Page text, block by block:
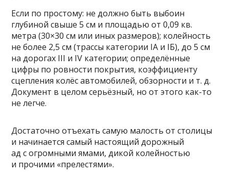
Если по простому: не должно быть выбоин
глубиной свыше 5 см и площадью от 0,09 кв.
метра (30×30 см или иных размеров); колейность
не более 2,5 см (трассы категории IА и IБ), до 5 см
на дорогах III и IV категории; определённые
цифры по ровности покрытия, коэффициенту
сцепления колёс автомобилей, обзорности и т. д.
Документ в целом серьёзный, но от этого как-то
не легче.
Достаточно отъехать самую малость от столицы
и начинается самый настоящий дорожный
ад с огромными ямами, дикой колейностью
и прочими «прелестями».